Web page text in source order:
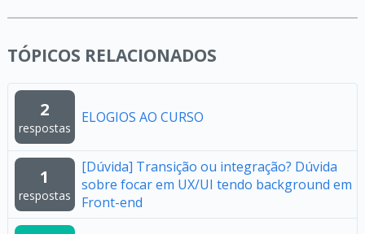
TÓPICOS RELACIONADOS
2
respostas
ELOGIOS AO CURSO
1
respostas
[Dúvida] Transição ou integração? Dúvida
sobre focar em UX/UI tendo background em
Front-end